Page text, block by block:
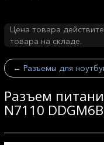
Цена товара
товара на складе.
← Разъемы для
Разъем
N7110